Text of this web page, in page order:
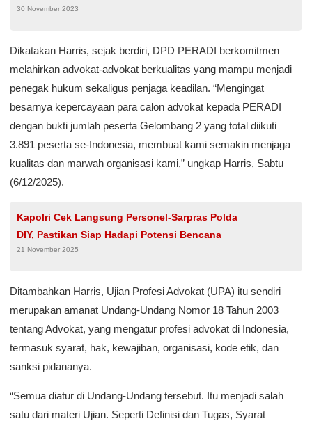
Material
30 November 2023
Dikatakan Harris, sejak berdiri, DPD PERADI berkomitmen
melahirkan advokat-advokat berkualitas yang mampu menjadi
penegak hukum sekaligus penjaga keadilan. “Mengingat
besarnya kepercayaan para calon advokat kepada PERADI
dengan bukti jumlah peserta Gelombang 2 yang total diikuti
3.891 peserta se-Indonesia, membuat kami semakin menjaga
kualitas dan marwah organisasi kami,” ungkap Harris, Sabtu
(6/12/2025).
Kapolri Cek Langsung Personel-Sarpras Polda
DIY, Pastikan Siap Hadapi Potensi Bencana
21 November 2025
Ditambahkan Harris, Ujian Profesi Advokat (UPA) itu sendiri
merupakan amanat Undang-Undang Nomor 18 Tahun 2003
tentang Advokat, yang mengatur profesi advokat di Indonesia,
termasuk syarat, hak, kewajiban, organisasi, kode etik, dan
sanksi pidananya.
“Semua diatur di Undang-Undang tersebut. Itu menjadi salah
satu dari materi Ujian. Seperti Definisi dan Tugas, Syarat